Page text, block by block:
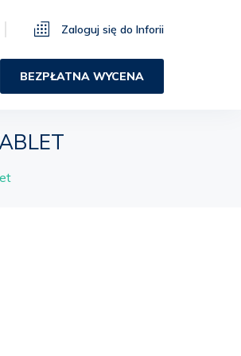
Zaloguj się do Inforii
BEZPŁATNA WYCENA